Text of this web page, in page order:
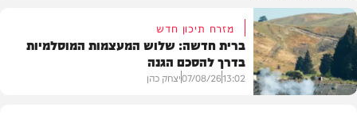
מזג האוויר
מזרח תיכון חדש
ברית חדשה: שלוש המעצמות המוסלמיות
בדרך להסכם הגנה
13:02
07/08/26יצחק כהן